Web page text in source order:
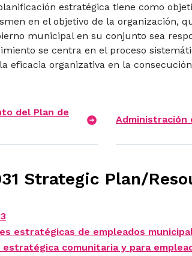
estratégica tiene como
en el objetivo de la organización,
municipal en su conjunto sea
se centra en el proceso
eficacia organizativa en la
del Plan de
Administración
Strategic Plan/
estratégicas de empleados
comunitaria y para